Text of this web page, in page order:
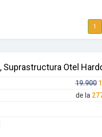
1
, Suprastructura Otel
19.900
de la